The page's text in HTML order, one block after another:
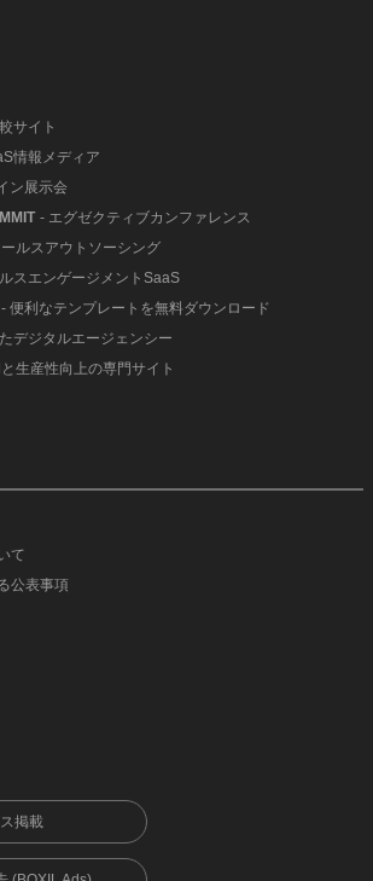
サイト
情報メディア
ン展示会
- エグゼクティブカンファレンス
ルスアウトソーシング
スエンゲージメントSaaS
- 便利なテンプレートを無料ダウンロード
デジタルエージェンシー
生産性向上の専門サイト
て
公表事項
掲載